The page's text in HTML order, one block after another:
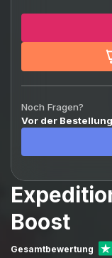
Noch Fragen?
Vor der
Boost
Gesamtbewertung